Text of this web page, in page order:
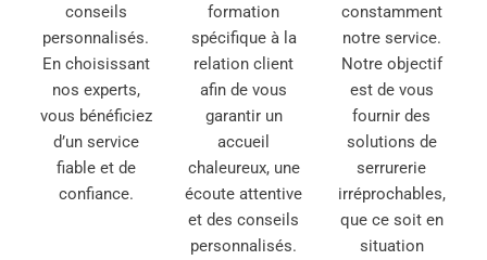
conseils
personnalisés.
En choisissant
nos experts,
vous bénéficiez
d’un service
fiable et de
confiance.
formation
spécifique à la
relation client
afin de vous
garantir un
accueil
chaleureux, une
écoute attentive
et des conseils
personnalisés.
constamment
notre service.
Notre objectif
est de vous
fournir des
solutions de
serrurerie
irréprochables,
que ce soit en
situation